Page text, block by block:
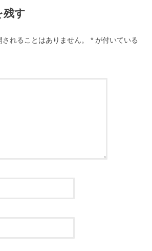
残す
れることはありません。 * が付いている